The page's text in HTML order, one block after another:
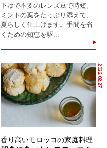
下ゆで不要のレンズ豆で時短。
ミントの葉をたっぷり添えて、
夏らしく仕上げます。手間を省
くための知恵を駆...
2022.02.27
香り高いモロッコの家庭料理